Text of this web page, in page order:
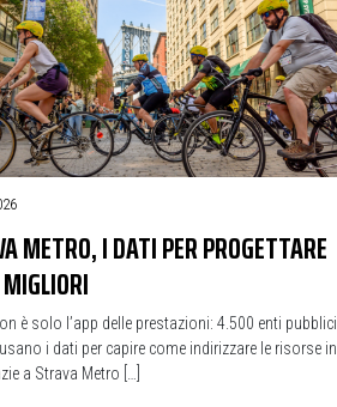
METRO, I DATI PER PROGETTARE
è solo l’app delle prestazioni: 4.500 enti pubblici
i dati per capire come indirizzare le risorse in
a Strava Metro […]